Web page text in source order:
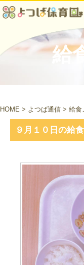
給
HOME > よつば通信 > 給食
９月１０日の給食